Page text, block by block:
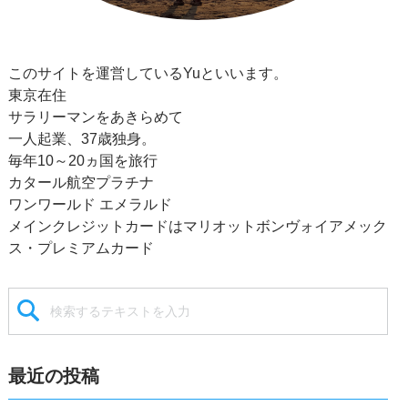
このサイトを運営しているYuといいます。
東京在住
サラリーマンをあきらめて
一人起業、37歳独身。
毎年10～20ヵ国を旅行
カタール航空プラチナ
ワンワールド エメラルド
メインクレジットカードはマリオットボンヴォイアメック
ス・プレミアムカード
最近の投稿